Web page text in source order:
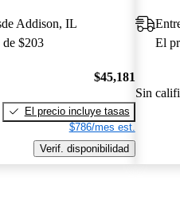
Addison, IL
$203
$45,181
El precio incluye tasas
$786/mes est.
Verif. disponibilidad
El
Sin